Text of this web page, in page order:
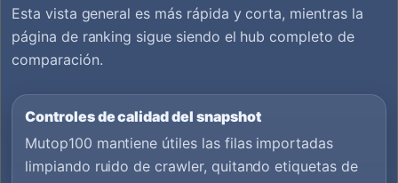
Esta vista general es más rápida y corta, mientras la
página de ranking sigue siendo el hub completo de
comparación.
Controles de calidad del snapshot
Mutop100 mantiene útiles las filas importadas
limpiando ruido de crawler, quitando etiquetas de